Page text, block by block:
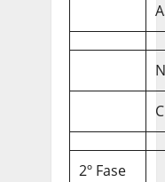
2º Fase